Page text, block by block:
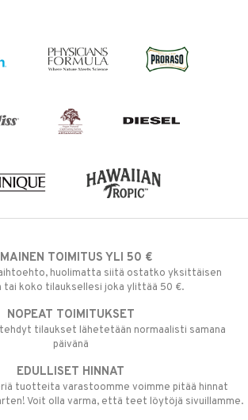
TOIMITUS YLI 50 €
huolimatta siitä ostatko yksittäisen
koko tilauksellesi joka ylittää 50 €.
NOPEAT TOIMITUKSET
tehdyt tilaukset lähetetään normaalisti samana
päivänä
EDULLISET HINNAT
tuotteita varastoomme voimme pitää hinnat
Voit olla varma, että teet löytöjä sivuillamme.